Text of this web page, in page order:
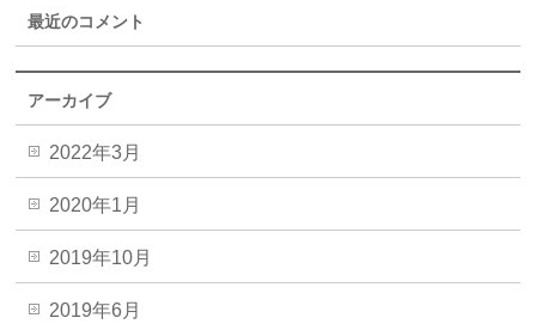
最近のコメント
アーカイブ
2022年3月
2020年1月
2019年10月
2019年6月